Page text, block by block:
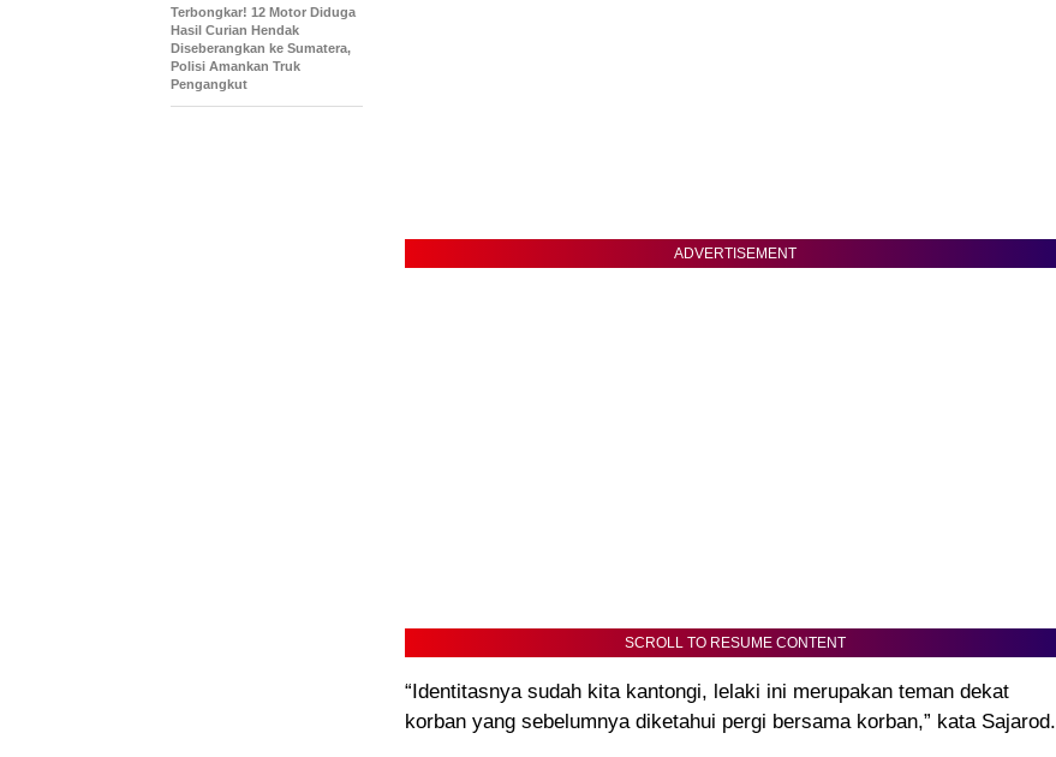
ADVERTISEMENT
SCROLL TO RESUME CONTENT
“Identitasnya sudah kita kantongi, lelaki ini merupakan teman dekat
korban yang sebelumnya diketahui pergi bersama korban,” kata Sajarod.
Terbongkar! 12 Motor Diduga
Hasil Curian Hendak
Diseberangkan ke Sumatera,
Polisi Amankan Truk
Pengangkut